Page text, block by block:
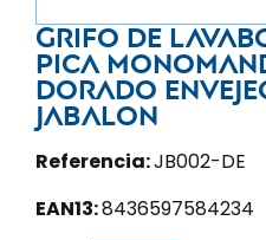
Grifo de
pica
dorado
Jabalon
Referencia:JB002-DE
EAN13:8436597584234